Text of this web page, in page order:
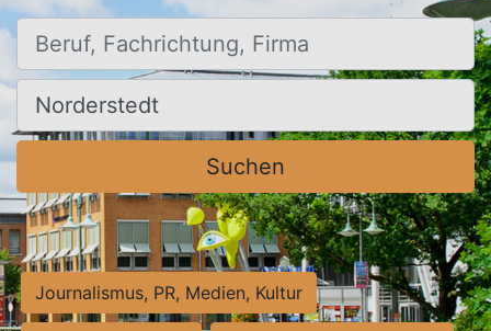
Beruf, Fachrichtung, Firma
Ort, Stadt
Suchen
Journalismus, PR, Medien, Kultur